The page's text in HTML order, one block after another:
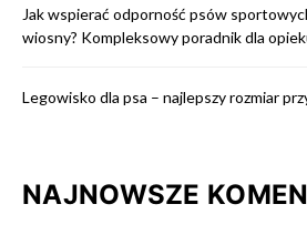
Jak wspierać odporność psów
wiosny? Kompleksowy poradnik dla
Legowisko dla psa – najlepszy rozmiar
NAJNOWSZE